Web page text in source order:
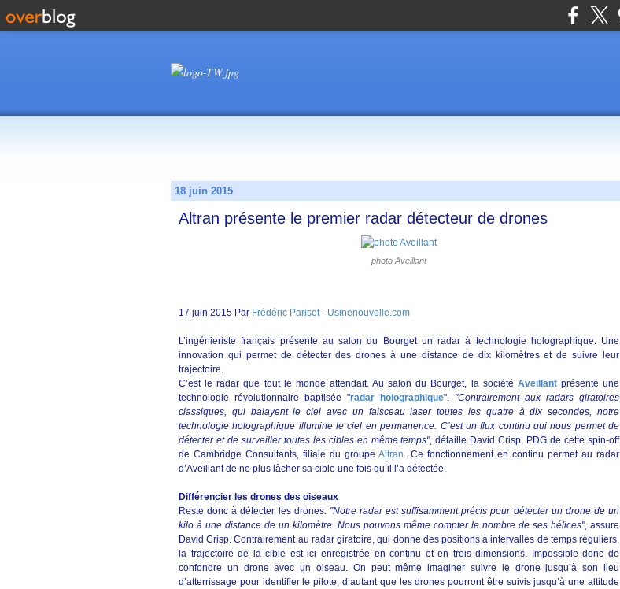
18 juin 2015
Altran présente le premier radar détecteur de drones
photo Aveillant
17 juin 2015 Par Frédéric Parisot - Usinenouvelle.com
L’ingénieriste français présente au salon du Bourget un radar à technologie holographique. Une
innovation qui permet de détecter des drones à une distance de dix kilomètres et de suivre leur
trajectoire.
C’est le radar que tout le monde attendait. Au salon du Bourget, la société Aveillant présente une
technologie révolutionnaire baptisée "radar holographique". "Contrairement aux radars giratoires
classiques, qui balayent le ciel avec un faisceau laser toutes les quatre à dix secondes, notre
technologie holographique illumine le ciel en permanence. C’est un flux continu qui nous permet de
détecter et de surveiller toutes les cibles en même temps", détaille David Crisp, PDG de cette spin-off
de Cambridge Consultants, filiale du groupeAltran. Ce fonctionnement en continu permet au radar
d’Aveillant de ne plus lâcher sa cible une fois qu’il l’a détectée.
Différencier les drones des oiseaux
Reste donc à détecter les drones. "Notre radar est suffisamment précis pour détecter un drone de un
kilo à une distance de un kilomètre. Nous pouvons même compter le nombre de ses hélices", assure
David Crisp. Contrairement au radar giratoire, qui donne des positions à intervalles de temps réguliers,
la trajectoire de la cible est ici enregistrée en continu et en trois dimensions. Impossible donc de
confondre un drone avec un oiseau. On peut même imaginer suivre le drone jusqu’à son lieu
d’atterrissage pour identifier le pilote, d’autant que les drones pourront être suivis jusqu’à une altitude